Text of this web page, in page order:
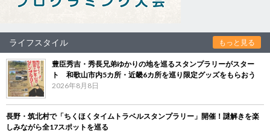
ライフスタイル もっと見る
豊臣秀吉・秀長兄弟ゆかりの地を巡るスタンプラリーがスター
ト 和歌山市内5カ所・近畿6カ所を巡り限定グッズをもらおう
2026年8月8日
長野・筑北村で「ちくほくタイムトラベルスタンプラリー」開催！謎解きを楽
しみながら全17スポットを巡る